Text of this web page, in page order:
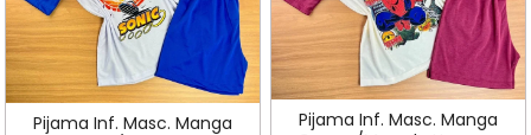
Pijama Inf. Masc. Manga
Pijama Inf. Masc. Manga